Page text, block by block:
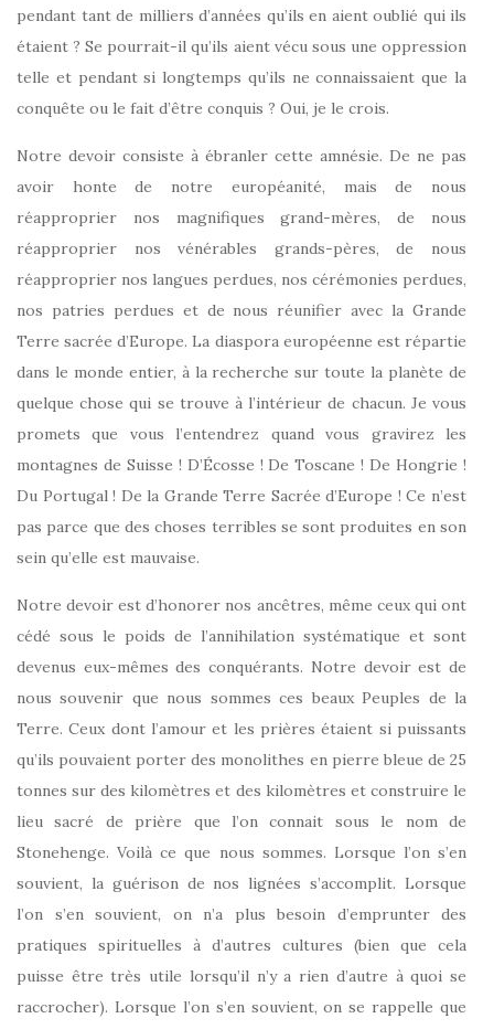
pendant tant de milliers d’années qu’ils en aient oublié qui ils
étaient ? Se pourrait-il qu’ils aient vécu sous une oppression
telle et pendant si longtemps qu’ils ne connaissaient que la
conquête ou le fait d’être conquis ? Oui, je le crois.
Notre devoir consiste à ébranler cette amnésie. De ne pas
avoir honte de notre européanité, mais de nous
réapproprier nos magnifiques grand-mères, de nous
réapproprier nos vénérables grands-pères, de nous
réapproprier nos langues perdues, nos cérémonies perdues,
nos patries perdues et de nous réunifier avec la Grande
Terre sacrée d’Europe. La diaspora européenne est répartie
dans le monde entier, à la recherche sur toute la planète de
quelque chose qui se trouve à l’intérieur de chacun. Je vous
promets que vous l’entendrez quand vous gravirez les
montagnes de Suisse ! D’Écosse ! De Toscane ! De Hongrie !
Du Portugal ! De la Grande Terre Sacrée d’Europe ! Ce n’est
pas parce que des choses terribles se sont produites en son
sein qu’elle est mauvaise.
Notre devoir est d’honorer nos ancêtres, même ceux qui ont
cédé sous le poids de l’annihilation systématique et sont
devenus eux-mêmes des conquérants. Notre devoir est de
nous souvenir que nous sommes ces beaux Peuples de la
Terre. Ceux dont l’amour et les prières étaient si puissants
qu’ils pouvaient porter des monolithes en pierre bleue de 25
tonnes sur des kilomètres et des kilomètres et construire le
lieu sacré de prière que l’on connait sous le nom de
Stonehenge. Voilà ce que nous sommes. Lorsque l’on s’en
souvient, la guérison de nos lignées s’accomplit. Lorsque
l’on s’en souvient, on n’a plus besoin d’emprunter des
pratiques spirituelles à d’autres cultures (bien que cela
puisse être très utile lorsqu’il n’y a rien d’autre à quoi se
raccrocher). Lorsque l’on s’en souvient, on se rappelle que